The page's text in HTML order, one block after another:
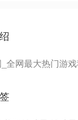
全网最大热门游